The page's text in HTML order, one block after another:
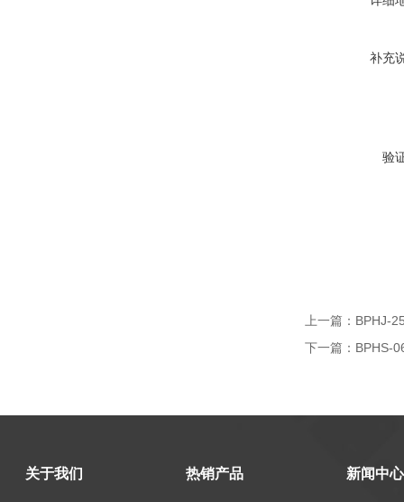
补充
验
上一篇： BPHJ-
下一篇： BPHS-
关于我们 热销产品 新闻中心